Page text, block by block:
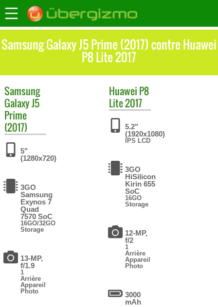
Samsung Galaxy J5 Prime (2017) contre Huawei
P8 Lite 2017
Samsung
Galaxy J5
Prime
(2017)
5"
(1280x720)
3GO
Samsung
Exynos 7
Quad
7570 SoC
16GO/32GO
Storage
13-MP,
f/1.9
1
Arrière
Appareil
Photo
Huawei P8
Lite 2017
5.2"
(1920x1080)
IPS LCD
3GO
HiSilicon
Kirin 655
SoC
16GO
Storage
12-MP,
f/2
1
Arrière
Appareil
Photo
3000
mAh